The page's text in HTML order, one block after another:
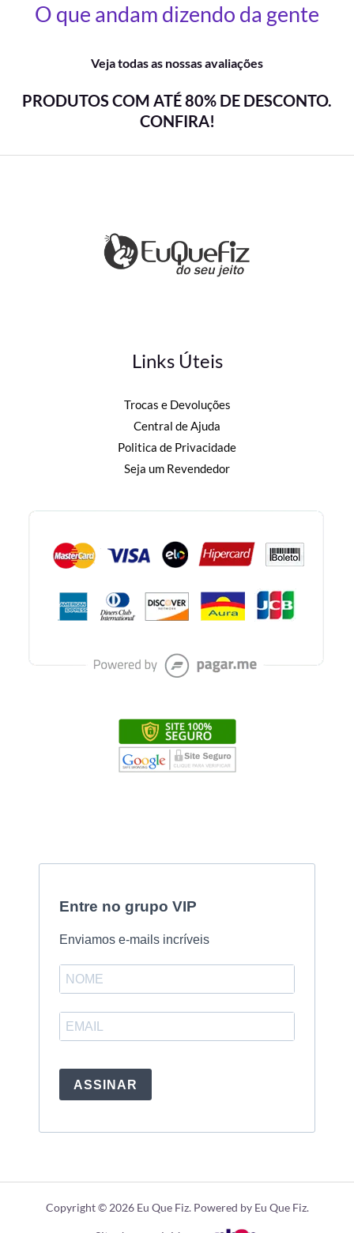
O que andam dizendo da gente
Veja todas as nossas avaliações
PRODUTOS COM ATÉ 80% DE DESCONTO.
CONFIRA!
Links Úteis
Trocas e Devoluções
Central de Ajuda
Politica de Privacidade
Seja um Revendedor
Entre no grupo VIP
Enviamos e-mails incríveis
ASSINAR
Copyright © 2026 Eu Que Fiz. Powered by Eu Que Fiz.